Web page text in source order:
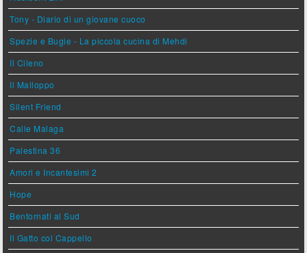
Tony - Diario di un giovane cuoco
Spezie e Bugie - La piccola cucina di Mehdi
Il Cileno
Il Malloppo
Silent Friend
Calle Malaga
Palestina 36
Amori e Incantesimi 2
Hope
Bentornati al Sud
Il Gatto col Cappello